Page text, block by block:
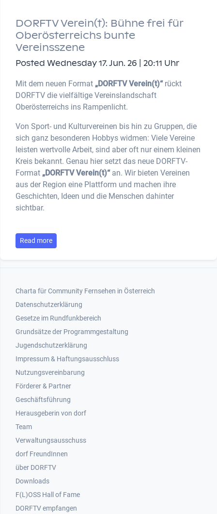
DORFTV Verein(t): Bühne frei für
Oberösterreichs bunte
Vereinsszene
Posted Wednesday 17. Jun. 26 | 20:11 Uhr
Mit dem neuen Format „DORFTV Verein(t)“rückt
DORFTV die vielfältige Vereinslandschaft
Oberösterreichs ins Rampenlicht.
Von Sport- und Kulturvereinen bis hin zu Gruppen, die
sich ganz besonderen Hobbys widmen: Viele Vereine
leisten wertvolle Arbeit, sind aber oft nur einem kleinen
Kreis bekannt. Genau hier setzt das neue DORFTV-
Format „DORFTV Verein(t)“an. Wir bieten Vereinen
aus der Region eine Plattform und machen ihre
Geschichten, Ideen und die Menschen dahinter
sichtbar.
Read more
Footer 1
Charta für Community Fernsehen in Österreich
Datenschutzerklärung
Gesetze im Rundfunkbereich
Grundsätze der Programmgestaltung
Jugendschutzerklärung
Impressum & Haftungsausschluss
Nutzungsvereinbarung
Footer 2
Förderer & Partner
Geschäftsführung
Herausgeberin von dorf
Team
Verwaltungsausschuss
dorf FreundInnen
Footer 3
über DORFTV
Downloads
F(L)OSS Hall of Fame
Footer 4
DORFTV empfangen